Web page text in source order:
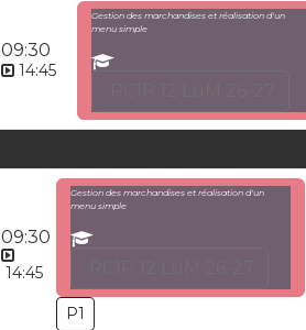
09:30
14:45
Gestion des marchandises et réalisation d'un
menu simple
09:30
14:45
Gestion des marchandises et réalisation d'un
menu simple
P1